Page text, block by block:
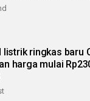
listrik ringkas baru
harga mulai